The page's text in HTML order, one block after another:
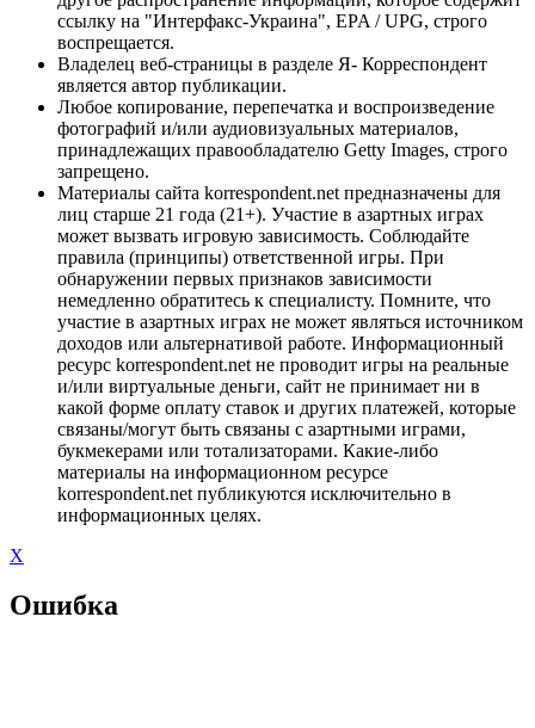
ссылку на "Интерфакс-Украина", EPA / UPG, строго
воспрещается.
Владелец веб-страницы в разделе Я- Корреспондент
является автор публикации.
Любое копирование, перепечатка и воспроизведение
фотографий и/или аудиовизуальных материалов,
принадлежащих правообладателю Getty Images, строго
запрещено.
Материалы сайта korrespondent.net предназначены для
лиц старше 21 года (21+). Участие в азартных играх
может вызвать игровую зависимость. Соблюдайте
правила (принципы) ответственной игры. При
обнаружении первых признаков зависимости
немедленно обратитесь к специалисту. Помните, что
участие в азартных играх не может являться источником
доходов или альтернативой работе. Информационный
ресурс korrespondent.net не проводит игры на реальные
и/или виртуальные деньги, сайт не принимает ни в
какой форме оплату ставок и других платежей, которые
связаны/могут быть связаны с азартными играми,
букмекерами или тотализаторами. Какие-либо
материалы на информационном ресурсе
korrespondent.net публикуются исключительно в
информационных целях.
X
Ошибка